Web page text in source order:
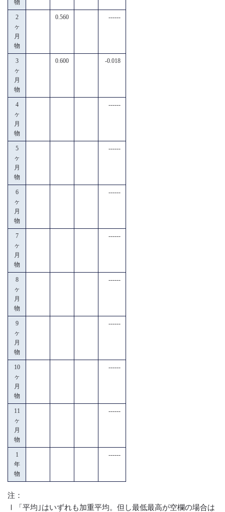
物
2
ヶ
月
物
0.560 ------
3
ヶ
月
物
0.600 -0.018
4
ヶ
月
物
------
5
ヶ
月
物
------
6
ヶ
月
物
------
7
ヶ
月
物
------
8
ヶ
月
物
------
9
ヶ
月
物
------
10
ヶ
月
物
------
11
ヶ
月
物
------
1
年
物
------
注：
Ⅰ「平均｣はいずれも加重平均。但し最低最高が空欄の場合は